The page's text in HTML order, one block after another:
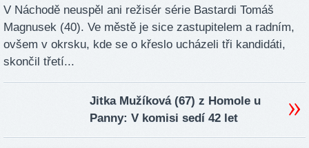
V Náchodě neuspěl ani režisér série Bastardi Tomáš
Magnusek (40). Ve městě je sice zastupitelem a radním,
ovšem v okrsku, kde se o křeslo ucházeli tři kandidáti,
skončil třetí...
Jitka Mužíková (67) z Homole u
Panny: V komisi sedí 42 let